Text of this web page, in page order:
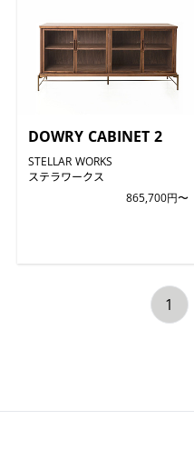
DOWRY CABINET 2
STELLAR WORKS
ステラワークス
865,700円〜
1